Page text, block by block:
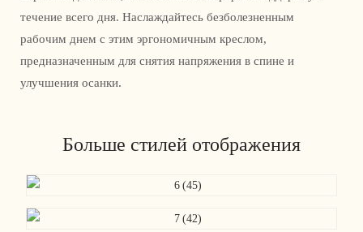
течение всего дня. Наслаждайтесь безболезненным
рабочим днем ​​с этим эргономичным креслом,
предназначенным для снятия напряжения в спине и
улучшения осанки.
Больше стилей отображения